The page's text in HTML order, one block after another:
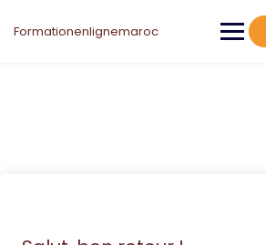
Formationenlignemaroc